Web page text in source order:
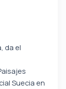
da el
Suecia en